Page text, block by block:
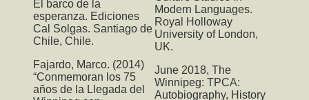
El barco de la
esperanza. Ediciones
Cal Solgas. Santiago de
Chile, Chile.
Fajardo, Marco. (2014)
“Conmemoran los 75
años de la Llegada del
Modern Languages.
Royal Holloway
University of London,
UK.
June 2018, The
Winnipeg: TPCA:
Autobiography, History